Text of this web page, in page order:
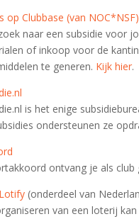
op Clubbase (van NOC*NSF)
naar een subsidie voor
of inkoop voor de
te generen. Kijk hier.
is het enige
ondersteunen ze
ontvang je als
(onderdeel van
van een loterij